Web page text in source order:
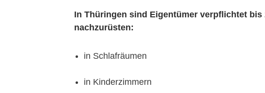
In Thüringen sind Eigentümer verpflichtet bis
nachzurüsten:
in Schlafräumen
in Kinderzimmern